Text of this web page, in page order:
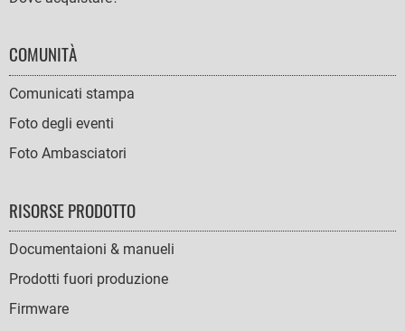
COMUNITÀ
Comunicati stampa
Foto degli eventi
Foto Ambasciatori
RISORSE PRODOTTO
Documentaioni & manueli
Prodotti fuori produzione
Firmware